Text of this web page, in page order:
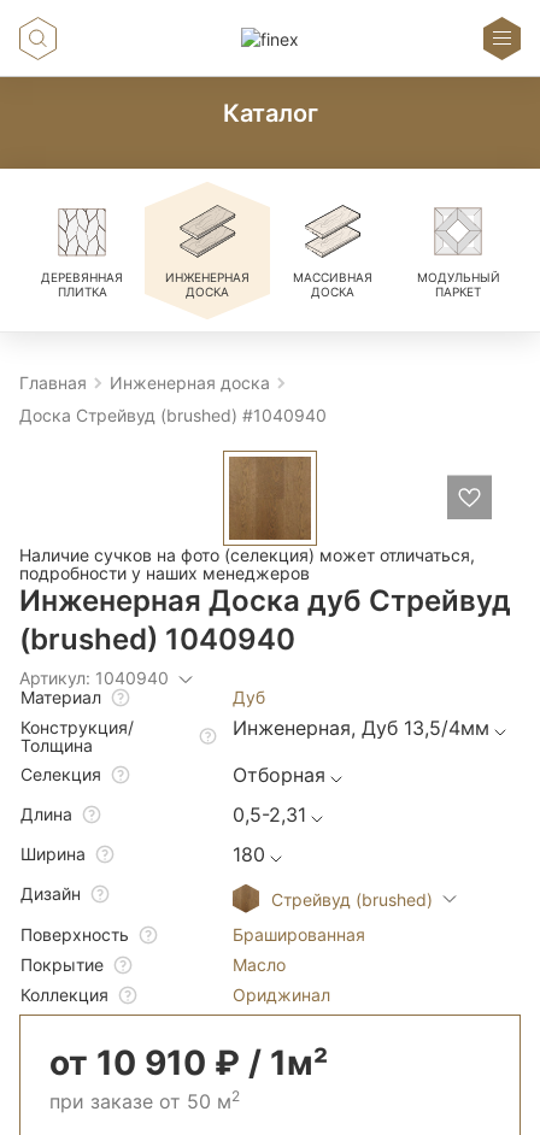
Каталог
ДЕРЕВЯННАЯ
ПЛИТКА
ИНЖЕНЕРНАЯ
ДОСКА
МАССИВНАЯ
ДОСКА
МОДУЛЬНЫЙ
ПАРКЕТ
Главная
Инженерная доска
Доска Стрейвуд (brushed) #1040940
Наличие сучков на фото (селекция) может отличаться,
подробности у наших менеджеров
Инженерная Доска дуб Стрейвуд
(brushed) 1040940
Артикул: 1040940
Материал
Дуб
Конструкция/
Толщина
Инженерная, Дуб 13,5/4мм
Селекция Отборная
Длина 0,5-2,31
Ширина 180
Дизайн
Стрейвуд (brushed)
Поверхность
Брашированная
Покрытие
Масло
Коллекция
Ориджинал
от 10 910 ₽ / 1м²
при заказе от 50 м2